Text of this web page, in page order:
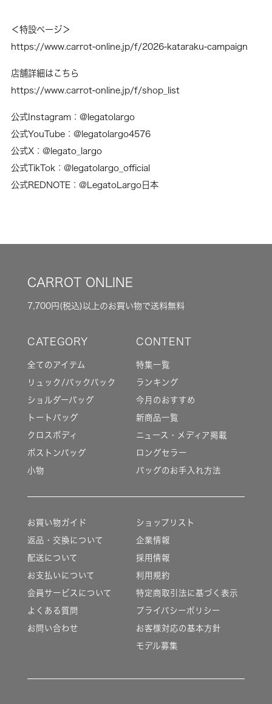
＜特設ページ＞
https://www.carrot-online.jp/f/2026-kataraku-campaign
店舗詳細はこちら
https://www.carrot-online.jp/f/shop_list
公式Instagram： @legatolargo
公式YouTube： @legatolargo4576
公式X： @legato_largo
公式TikTok： @legatolargo_official
公式REDNOTE： @LegatoLargo日本
CARROT ONLINE
7,700円(税込)以上のお買い物で送料無料
全てのアイテム
リュック/バックパック
ショルダーバッグ
トートバッグ
クロスボディ
ボストンバッグ
小物
特集一覧
ランキング
今月のおすすめ
新商品一覧
ニュース・メディア掲載
ロングセラー
バッグのお手入れ方法
お買い物ガイド
返品・交換について
配送について
お支払いについて
会員サービスについて
よくある質問
お問い合わせ
ショップリスト
企業情報
採用情報
利用規約
特定商取引法に基づく表示
プライバシーポリシー
お客様対応の基本方針
モデル募集